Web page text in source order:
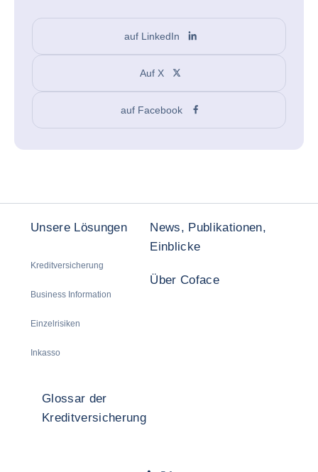
auf LinkedIn
Auf X
auf Facebook
Unsere Lösungen
Kreditversicherung
Business Information
Einzelrisiken
Inkasso
News, Publikationen,
Einblicke
Über Coface
Glossar der
Kreditversicherung